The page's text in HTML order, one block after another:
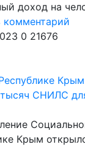
доход на
комментарий
0 21676
СНИЛС
Крым